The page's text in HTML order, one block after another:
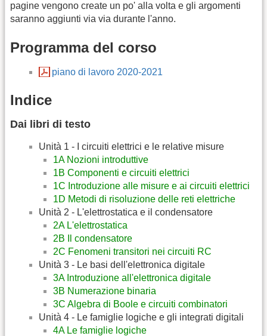
pagine vengono create un po' alla volta e gli argomenti
saranno aggiunti via via durante l'anno.
Programma del corso
piano di lavoro 2020-2021
Indice
Dai libri di testo
Unità 1 - I circuiti elettrici e le relative misure
1A Nozioni introduttive
1B Componenti e circuiti elettrici
1C Introduzione alle misure e ai circuiti elettrici
1D Metodi di risoluzione delle reti elettriche
Unità 2 - L'elettrostatica e il condensatore
2A L'elettrostatica
2B Il condensatore
2C Fenomeni transitori nei circuiti RC
Unità 3 - Le basi dell'elettronica digitale
3A Introduzione all'elettronica digitale
3B Numerazione binaria
3C Algebra di Boole e circuiti combinatori
Unità 4 - Le famiglie logiche e gli integrati digitali
4A Le famiglie logiche